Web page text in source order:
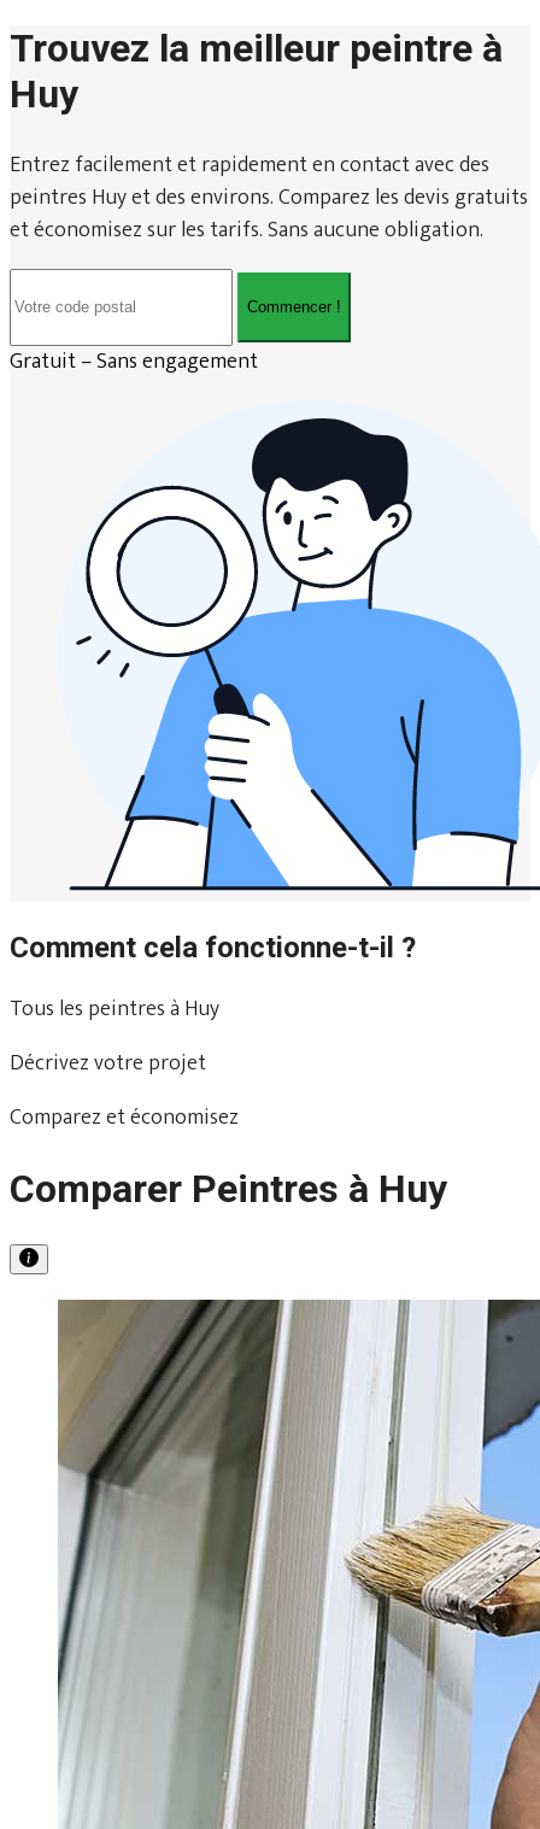
Trouvez la meilleur peintre à
Huy
Entrez facilement et rapidement en contact avec des
peintres Huy et des environs. Comparez les devis gratuits
et économisez sur les tarifs. Sans aucune obligation.
Commencer !
Gratuit – Sans engagement
Comment cela fonctionne-t-il ?
Tous les peintres à Huy
Décrivez votre projet
Comparez et économisez
Comparer Peintres à Huy